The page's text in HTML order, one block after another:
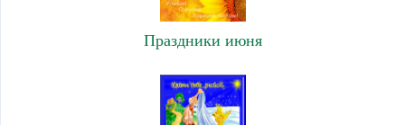
Праздники июня